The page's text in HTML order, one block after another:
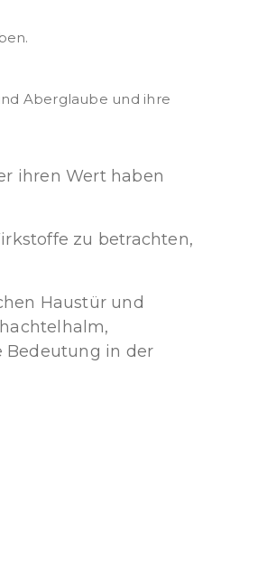
Aberglaube und ihre
ihren Wert haben
zu betrachten,
Haustür und
Bedeutung in der